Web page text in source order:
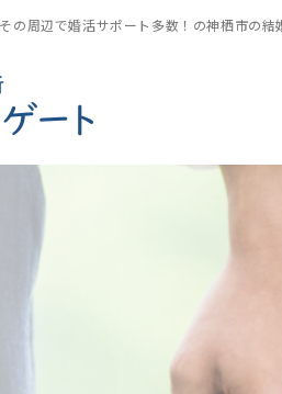
の周辺で婚活サポート多数！の神栖市の